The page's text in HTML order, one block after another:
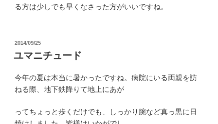
る方は少しでも早くなさった方がいいですね。
投
日:
2014/09/25
ユマニチュード
今年の夏は本当に暑かったですね。病院にいる両親を訪
ねる際、地下鉄降りて地上にあが
ってちょっと歩くだけでも、しっかり腕など真っ黒に日